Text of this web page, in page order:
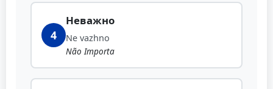
4
Неважно
Ne vazhno
Não Importa